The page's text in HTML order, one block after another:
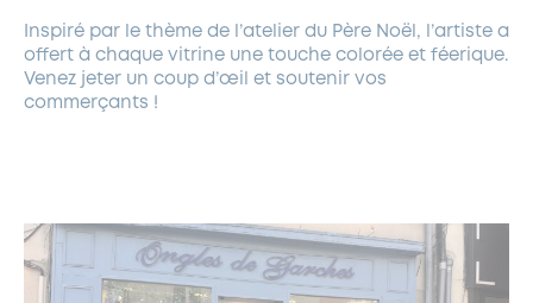
Inspiré par le thème de l’atelier du Père Noël, l’artiste a
offert à chaque vitrine une touche colorée et féerique.
Venez jeter un coup d’œil et soutenir vos
commerçants !